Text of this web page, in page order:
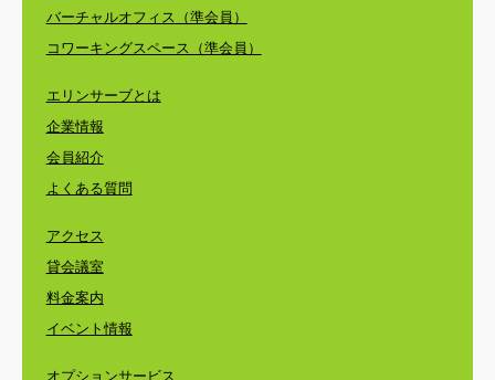
バーチャルオフィス（準会員）
コワーキングスペース（準会員）
エリンサーブとは
企業情報
会員紹介
よくある質問
アクセス
貸会議室
料金案内
イベント情報
オプションサービス